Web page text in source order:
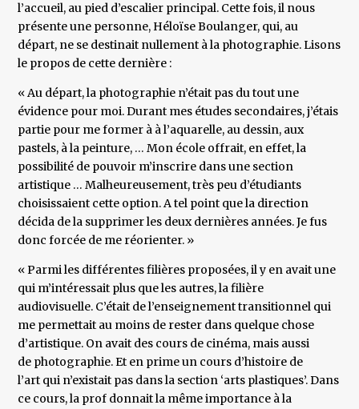
l’accueil, au pied d’escalier principal. Cette fois, il nous
présente une personne, Héloïse Boulanger, qui, au
départ, ne se destinait nullement à la photographie. Lisons
le propos de cette dernière :
« Au départ, la photographie n’était pas du tout une
évidence pour moi. Durant mes études secondaires, j’étais
partie pour me former à à l’aquarelle, au dessin, aux
pastels, à la peinture, … Mon école offrait, en effet, la
possibilité de pouvoir m’inscrire dans une section
artistique … Malheureusement, très peu d’étudiants
choisissaient cette option. A tel point que la direction
décida de la supprimer les deux dernières années. Je fus
donc forcée de me réorienter. »
« Parmi les différentes filières proposées, il y en avait une
qui m’intéressait plus que les autres, la filière
audiovisuelle. C’était de l’enseignement transitionnel qui
me permettait au moins de rester dans quelque chose
d’artistique. On avait des cours de cinéma, mais aussi
de photographie. Et en prime un cours d’histoire de
l’art qui n’existait pas dans la section ‘arts plastiques’. Dans
ce cours, la prof donnait la même importance à la